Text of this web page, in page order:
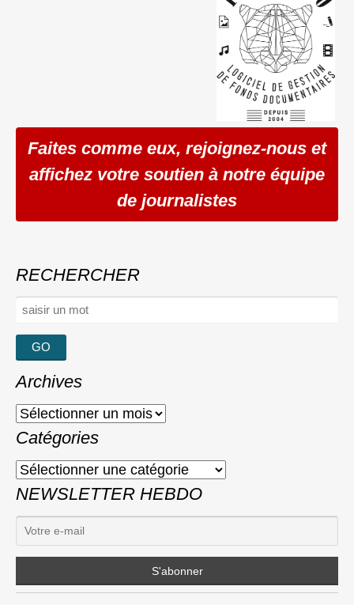
Faites comme eux, rejoignez-nous et
affichez votre soutien à notre équipe
de journalistes
RECHERCHER
Rechercher :
Archives
Archives
Catégories
Catégories
NEWSLETTER HEBDO